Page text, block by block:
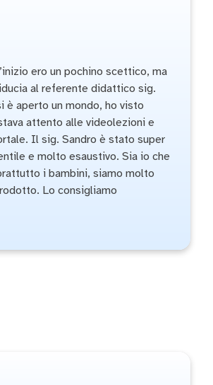
ero un pochino scettico, ma
al referente didattico sig.
è aperto un mondo, ho visto
attento alle videolezioni e
Il sig. Sandro è stato super
e molto esaustivo. Sia io che
i bambini, siamo molto
Lo consigliamo